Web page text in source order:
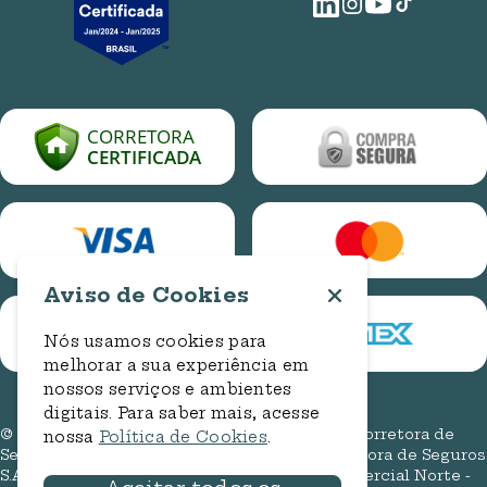
Central de Ajuda
Cotação Online Auto
Cotação Online Residencial
relacionamento@plunaseguros.com.br
ouvidoria.assedio@bancorbras.com.br
Consulta de Manifestação
© 2026. Todos os direitos reservados. Pluna Corretora de
Seguros (Bancorbrás Administradora e Corretora de Seguros
S.A.). CNPJ: 00.735.886/0001-11. End: Setor Comercial Norte -
Aviso de Cookies
Nós usamos cookies para
melhorar a sua experiência em
nossos serviços e ambientes
digitais. Para saber mais, acesse
nossa Política de Cookies.